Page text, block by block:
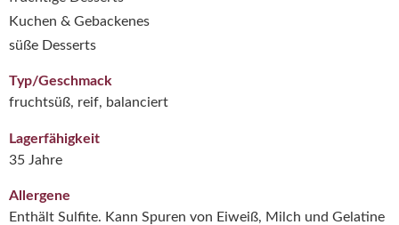
Kuchen & Gebackenes
süße Desserts
Typ/Geschmack
fruchtsüß, reif, balanciert
Lagerfähigkeit
35 Jahre
Allergene
Enthält Sulfite. Kann Spuren von Eiweiß, Milch und Gelatine